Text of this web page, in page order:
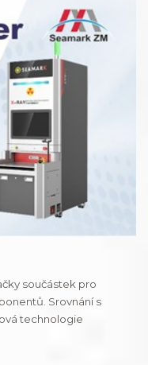
součástek pro
Srovnání s
technologie